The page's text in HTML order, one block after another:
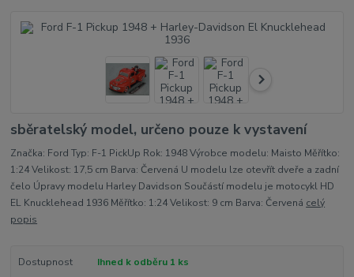
sběratelský model, určeno pouze k vystavení
Značka: Ford Typ: F-1 PickUp Rok: 1948 Výrobce modelu: Maisto Měřítko:
1:24 Velikost: 17,5 cm Barva: Červená U modelu lze otevřít dveře a zadní
čelo Úpravy modelu Harley Davidson Součástí modelu je motocykl HD
EL Knucklehead 1936 Měřítko: 1:24 Velikost: 9 cm Barva: Červená celý
popis
Dostupnost
Ihned k odběru 1 ks